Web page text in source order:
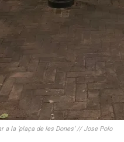
a la ‘plaça de les Dones’ // Jose Polo